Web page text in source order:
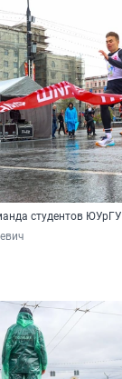
студентов ЮУрГУ